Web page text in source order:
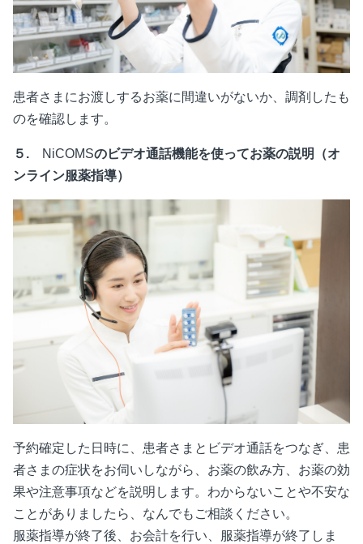
患者さまにお渡しするお薬に間違いがないか、調剤したも
のを確認します。
５. NiCOMSのビデオ通話機能を使ってお薬の説明（オ
ンライン服薬指導）
予約確定した日時に、患者さまとビデオ通話をつなぎ、患
者さまの症状をお伺いしながら、お薬の飲み方、お薬の効
果や注意事項などを説明します。わからないことや不安な
ことがありましたら、なんでもご相談ください。
服薬指導が終了後、お会計を行い、服薬指導が終了しま